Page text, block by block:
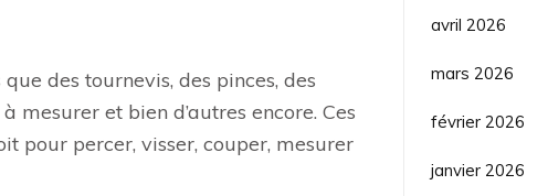
des tournevis, des pinces, des
mesurer et bien d’autres encore. Ces
pour percer, visser, couper, mesurer
avril 2026
mars 2026
février 2026
janvier 2026